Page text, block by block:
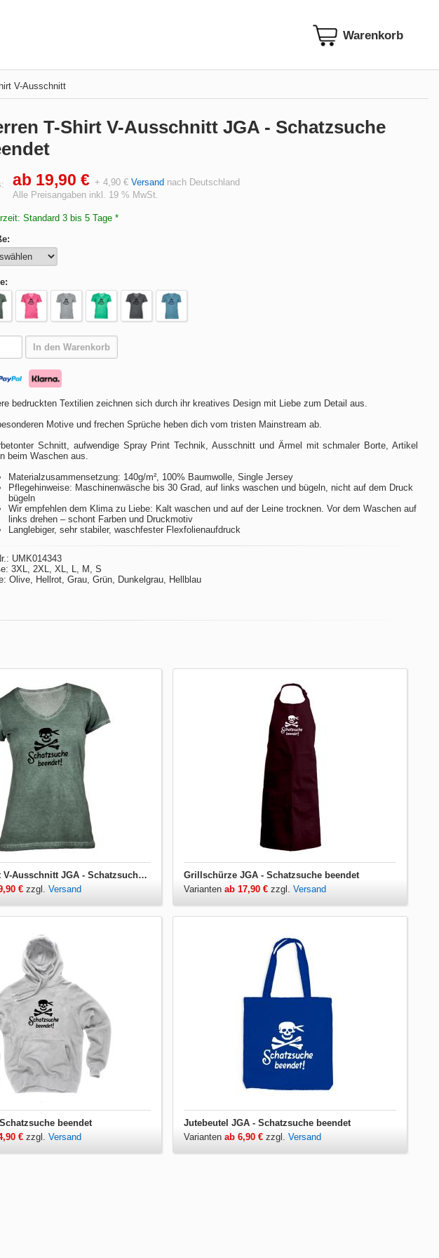
V-Ausschnitt
T-Shirt V-Ausschnitt JGA - Schatzsuche
ab 19,90 € + 4,90 € Versand nach Deutschland
Alle Preisangaben inkl. 19 % MwSt.
Standard 3 bis 5 Tage *
In den Warenkorb
bedruckten Textilien zeichnen sich durch ihr kreatives Design mit Liebe zum Detail aus.
Motive und frechen Sprüche heben dich vom tristen Mainstream ab.
Schnitt, aufwendige Spray Print Technik, Ausschnitt und Ärmel mit schmaler Borte, Artikel
beim Waschen aus.
Materialzusammensetzung: 140g/m², 100% Baumwolle, Single Jersey
Pflegehinweise: Maschinenwäsche bis 30 Grad, auf links waschen und bügeln, nicht auf dem Druck
bügeln
Wir empfehlen dem Klima zu Liebe: Kalt waschen und auf der Leine trocknen. Vor dem Waschen auf
links drehen – schont Farben und Druckmotiv
Langlebiger, sehr stabiler, waschfester Flexfolienaufdruck
UMK014343
3XL, 2XL, XL, L, M, S
Olive, Hellrot, Grau, Grün, Dunkelgrau, Hellblau
Damen T-Shirt V-Ausschnitt JGA - Schatzsuche beendet
€zzgl. Versand
Grillschürze JGA - Schatzsuche beendet
Variantenab 17,90 € zzgl.Versand
beendet
€zzgl. Versand
Jutebeutel JGA - Schatzsuche beendet
Variantenab 6,90 € zzgl.Versand